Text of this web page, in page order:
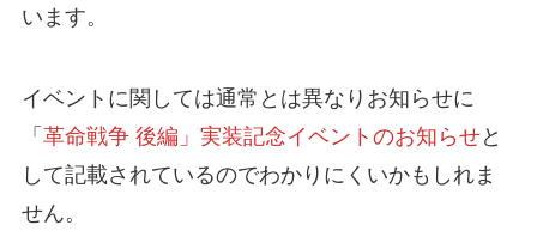
います。
イベントに関しては通常とは異なりお知らせに
「 革命戦争 後編」実装記念イベントのお知らせと
して記載されているのでわかりにくいかもしれま
せん。